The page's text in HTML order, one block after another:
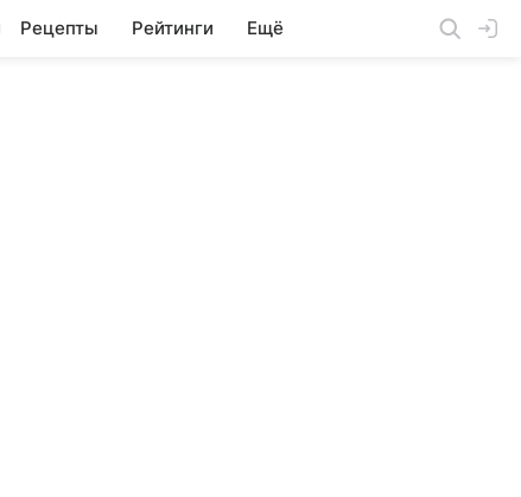
Рецепты Рейтинги Ещё